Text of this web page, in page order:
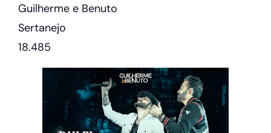
Guilherme e Benuto
Sertanejo
18.485